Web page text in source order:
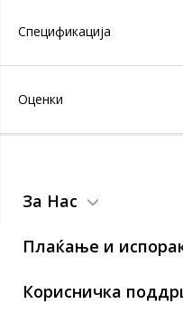
Спецификација
Оценки
За Нас
Плаќање и
Корисничка